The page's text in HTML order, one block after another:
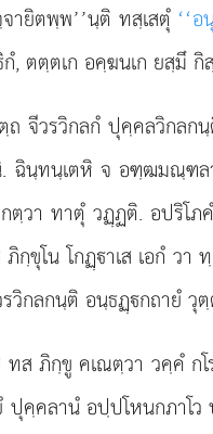
ายิตพฺพ’’นฺติ ทสฺเสตุํ ‘‘
ตตฺตเก อคฺฆนเก ยสฺมึ
ถ จีวรวิกลกํ ปุคฺคลวิกลก
นฺทนฺเตหิ จ อฑฺฒมณฺฑล
วา ทาตุํ วฏฺฏติ. อปริโภ
ภิกฺขุโน โกฏฺาเส เอกํ
วิกลกนฺติ อนฺธฏฺกถายํ วุ
ส ภิกฺขู คเณตฺวา วคฺคํ กโ
ปุคฺคลานํ อปฺปโหนกภา